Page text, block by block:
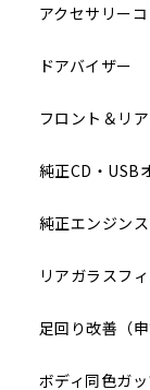
アクセサリー
ドアバイザー
フロント＆リ
純正CD・USB
純正エンジン
リアガラスフ
足回り改善（申
ボディ同色ガ